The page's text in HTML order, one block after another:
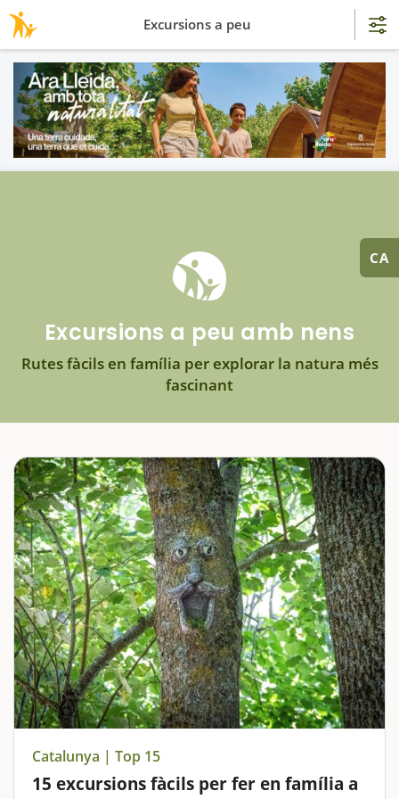
CA
Excursions a peu amb nens
Rutes fàcils en família per explorar la natura més
fascinant
Catalunya | Top 15
15 excursions fàcils per fer en família a
Excursions a peu